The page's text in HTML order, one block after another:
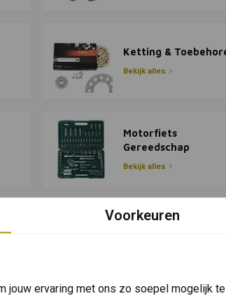
Ketting &
Bekijk alles
Motorfiets
Gereedschap
Bekijk alles
Voorkeuren
jouw ervaring met ons zo soepel mogelijk